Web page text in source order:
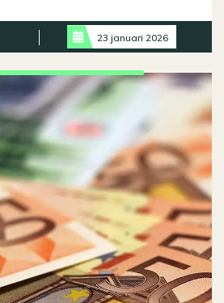
23 januari 2026